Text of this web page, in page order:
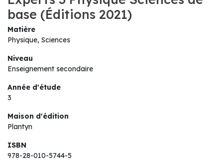
base (Éditions 2021)
Matière
Physique, Sciences
Niveau
Enseignement secondaire
Année d'étude
3
Maison d'édition
Plantyn
ISBN
978-28-010-5744-5